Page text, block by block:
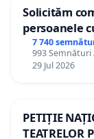
Solicităm
persoanele
7 740
993 Semnături
29 Jul 2026
PETIȚIE
TEATRELOR